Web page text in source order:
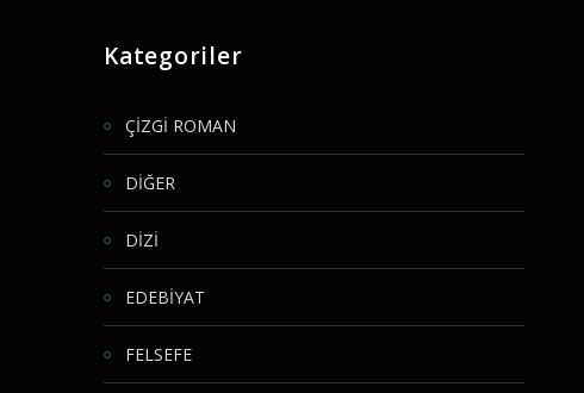
Kategoriler
ÇİZGİ ROMAN
DİĞER
DİZİ
EDEBİYAT
FELSEFE